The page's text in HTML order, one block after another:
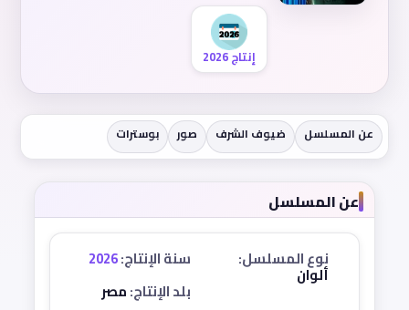
إنتاج 2026
عن المسلسل ضيوف الشرف صور بوسترات
عن المسلسل
نوع المسلسل:
ألوان
سنة الإنتاج:2026
بلد الإنتاج:مصر